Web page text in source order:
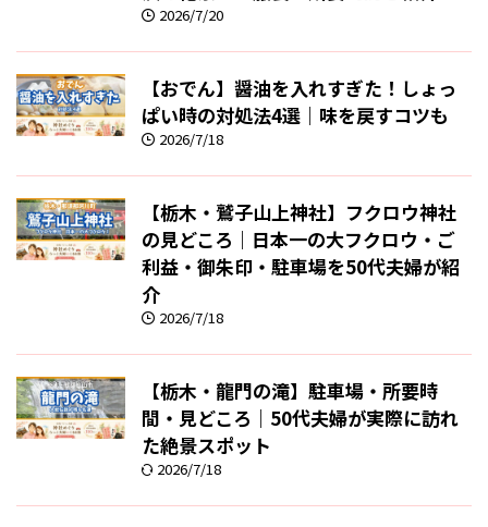
2026/7/20
【おでん】醤油を入れすぎた！しょっ
ぱい時の対処法4選｜味を戻すコツも
2026/7/18
【栃木・鷲子山上神社】フクロウ神社
の見どころ｜日本一の大フクロウ・ご
利益・御朱印・駐車場を50代夫婦が紹
介
2026/7/18
【栃木・龍門の滝】駐車場・所要時
間・見どころ｜50代夫婦が実際に訪れ
た絶景スポット
2026/7/18